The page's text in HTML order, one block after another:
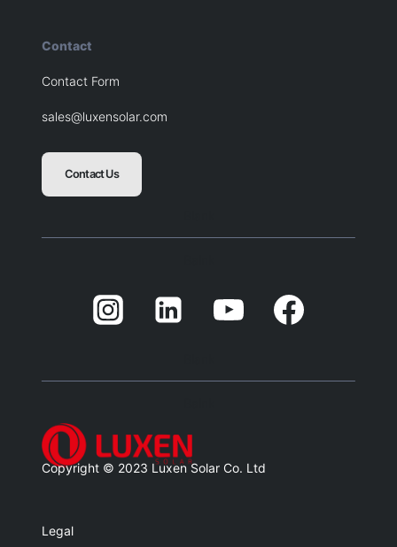
Contact
Contact Form
sales@luxensolar.com
Contact Us
Copyright © 2023 Luxen Solar Co. Ltd
Legal